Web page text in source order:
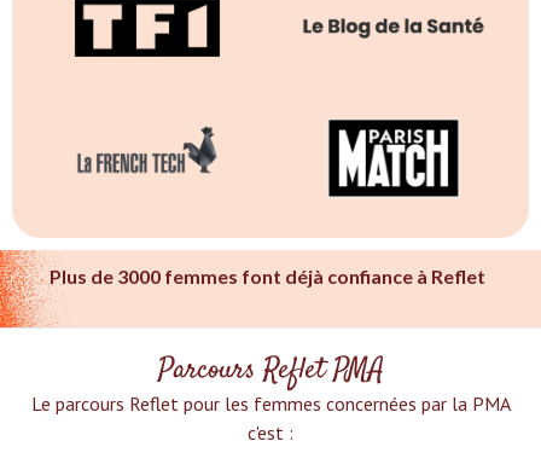
Plus de 3000 femmes font déjà confiance à Reflet
Parcours Reflet PMA
Le parcours Reflet pour les femmes concernées par la PMA
c'est :‍